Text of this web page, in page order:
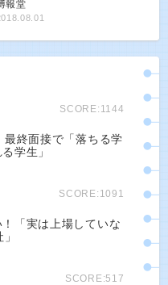
報堂
SCORE:1144
最終面接で「落ちる学
学生」
SCORE:1091
「実は上場していな
SCORE:517